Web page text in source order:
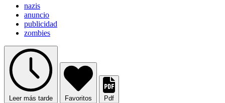
nazis
anuncio
publicidad
zombies
Leer más tarde Favoritos Pdf